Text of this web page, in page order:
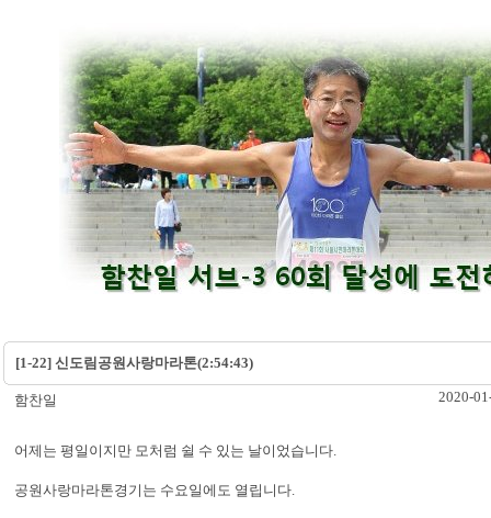
[1-22] 신도림공원사랑마라톤(2:54:43)
함찬일 2020-
어제는 평일이지만 모처럼 쉴 수 있는 날이었습니다.
공원사랑마라톤경기는 수요일에도 열립니다.